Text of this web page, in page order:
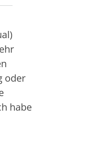
oder
habe